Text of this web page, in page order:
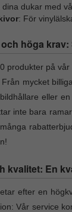
dina dukar med
: För
höga
produkter på
mycket
eller
inte bara
kvalitet: En
efter en
Vår service